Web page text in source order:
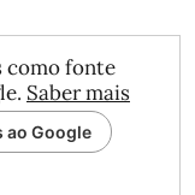
como fonte
Saber mais
ao Google